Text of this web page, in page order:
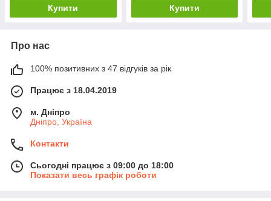
Купити Купити
Про нас
100% позитивних з 47 відгуків за рік
Працює з 18.04.2019
м. Дніпро
Дніпро, Україна
Контакти
Сьогодні працює з 09:00 до 18:00
Показати весь графік роботи